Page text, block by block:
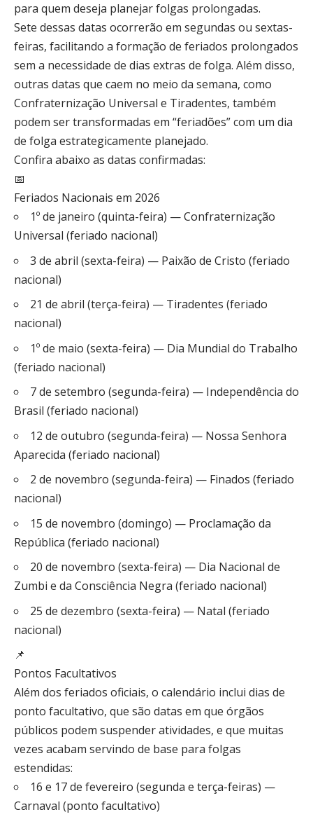
para quem deseja planejar folgas prolongadas.
Sete dessas datas ocorrerão em segundas ou sextas-
feiras, facilitando a formação de feriados prolongados
sem a necessidade de dias extras de folga. Além disso,
outras datas que caem no meio da semana, como
Confraternização Universal e Tiradentes, também
podem ser transformadas em “feriadões” com um dia
de folga estrategicamente planejado.
Confira abaixo as datas confirmadas:
📅
Feriados Nacionais em 2026
1º de janeiro (quinta-feira) — Confraternização
Universal (feriado nacional)
3 de abril (sexta-feira) — Paixão de Cristo (feriado
nacional)
21 de abril (terça-feira) — Tiradentes (feriado
nacional)
1º de maio (sexta-feira) — Dia Mundial do Trabalho
(feriado nacional)
7 de setembro (segunda-feira) — Independência do
Brasil (feriado nacional)
12 de outubro (segunda-feira) — Nossa Senhora
Aparecida (feriado nacional)
2 de novembro (segunda-feira) — Finados (feriado
nacional)
15 de novembro (domingo) — Proclamação da
República (feriado nacional)
20 de novembro (sexta-feira) — Dia Nacional de
Zumbi e da Consciência Negra (feriado nacional)
25 de dezembro (sexta-feira) — Natal (feriado
nacional)
📌
Pontos Facultativos
Além dos feriados oficiais, o calendário inclui dias de
ponto facultativo, que são datas em que órgãos
públicos podem suspender atividades, e que muitas
vezes acabam servindo de base para folgas
estendidas:
16 e 17 de fevereiro (segunda e terça-feiras) —
Carnaval (ponto facultativo)